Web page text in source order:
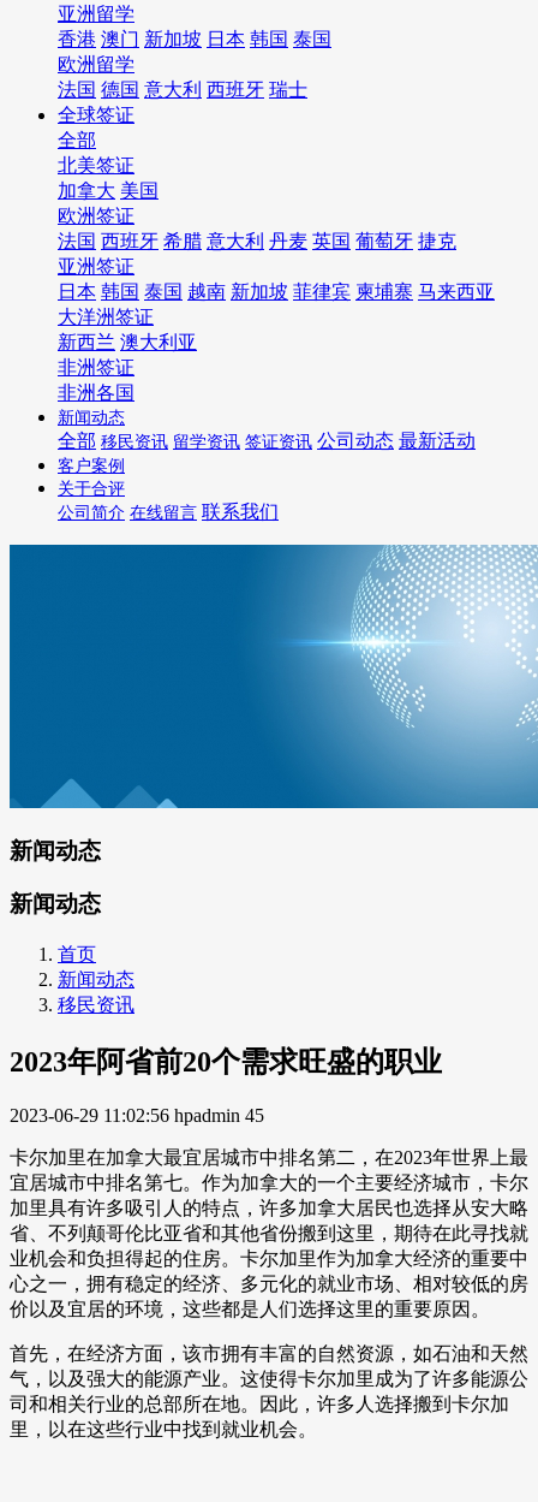
亚洲留学
香港 澳门 新加坡 日本 韩国 泰国
欧洲留学
法国 德国 意大利 西班牙 瑞士
全球签证
全部
北美签证
加拿大 美国
欧洲签证
法国 西班牙 希腊 意大利 丹麦 英国 葡萄牙 捷克
亚洲签证
日本 韩国 泰国 越南 新加坡 菲律宾 柬埔寨 马来西亚
大洋洲签证
新西兰 澳大利亚
非洲签证
非洲各国
新闻动态
全部 移民资讯 留学资讯 签证资讯 公司动态 最新活动
客户案例
关于合评
公司简介 在线留言 联系我们
新闻动态
新闻动态
首页
新闻动态
移民资讯
2023年阿省前20个需求旺盛的职业
2023-06-29 11:02:56 hpadmin 45
卡尔加里在加拿大最宜居城市中排名第二，在2023年世界上最
宜居城市中排名第七。作为加拿大的一个主要经济城市，卡尔
加里具有许多吸引人的特点，许多加拿大居民也选择从安大略
省、不列颠哥伦比亚省和其他省份搬到这里，期待在此寻找就
业机会和负担得起的住房。卡尔加里作为加拿大经济的重要中
心之一，拥有稳定的经济、多元化的就业市场、相对较低的房
价以及宜居的环境，这些都是人们选择这里的重要原因。
首先，在经济方面，该市拥有丰富的自然资源，如石油和天然
气，以及强大的能源产业。这使得卡尔加里成为了许多能源公
司和相关行业的总部所在地。因此，许多人选择搬到卡尔加
里，以在这些行业中找到就业机会。